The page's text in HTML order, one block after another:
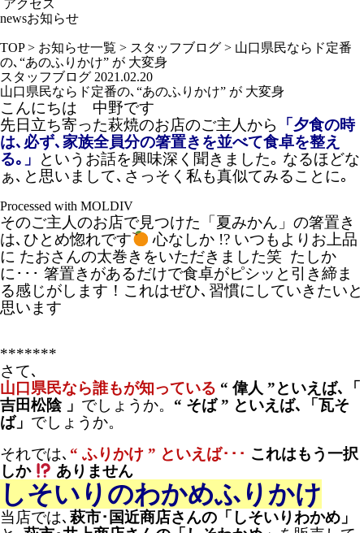
アクセス
newsお知らせ
TOP> お知らせ一覧 > スタッフブログ > 山口県民ならド定番
の､“あのふりかけ” が 大変身
スタッフブログ 2021.02.20
山口県民ならド定番の､“あのふりかけ” が 大変身
こんにちは 中野です
先日立ち寄った萩焼のお店のご主人から
「夕食の時
は､必ず､家族全員分の箸置きを並べて食卓を整え
る｡」
というお話を興味深く聞きました｡ なるほどな
ぁ､と思いまして､さっそく私も真似てみることに｡
Processed with MOLDIV
そのご主人のお店で見つけた「夏みかん」の箸置き
は､ひとめ惚れです
心なしか !? いつもよりお上品
に たおさんの太巻きをいただきました笑 たしか
に･･･ 箸置きがあるだけで食卓がピシッと引き締ま
る感じがします！これはぜひ､習慣にしていきたいと
思います
*******
さて､
山口県民なら誰もが知っている “ 偉人 ”といえば､「
吉田松陰 」 でしょうか。 “ そば ” といえば､「瓦そ
ば」 でしょうか。
それでは､ “ ふりかけ ” といえば･･･ これはもう一択
しか
ありません
しそいりのわかめふりかけ
当店では､ 萩市･国近商店さんの「しそいりわかめ」